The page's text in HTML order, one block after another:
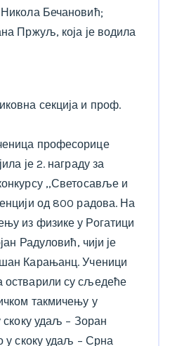
Бечановић;
Пржуљ, која је водила
секција и проф.
професорице
је 2. награду за
,,Светосавље и
од 800 радова. На
из физике у Рогатици
Радуловић, чији је
Карањанц. Ученици
су сљедеће
такмичењу у
скоку удаљ – Зоран
у скоку удаљ – Срна